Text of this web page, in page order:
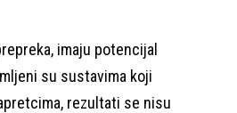
imaju potencijal
su sustavima koji
rezultati se nisu